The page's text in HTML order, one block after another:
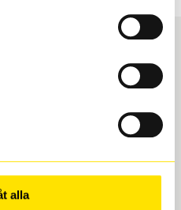
alla
Däckspecialen
eller fälgar hos oss
(Bäckebol) eller
vi byter dina däck ser